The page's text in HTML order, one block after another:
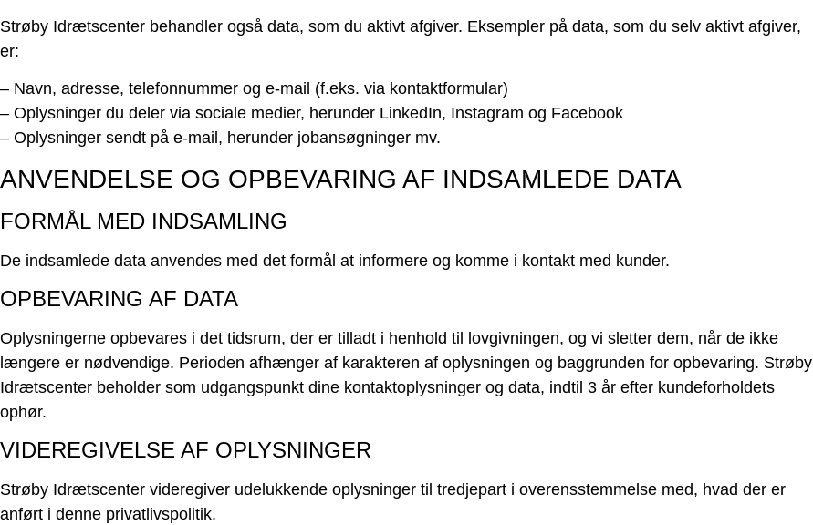
Strøby Idrætscenter behandler også data, som du aktivt afgiver. Eksempler på data, som du selv aktivt afgiver,
er:
– Navn, adresse, telefonnummer og e-mail (f.eks. via kontaktformular)
– Oplysninger du deler via sociale medier, herunder LinkedIn, Instagram og Facebook
– Oplysninger sendt på e-mail, herunder jobansøgninger mv.
ANVENDELSE OG OPBEVARING AF INDSAMLEDE DATA
FORMÅL MED INDSAMLING
De indsamlede data anvendes med det formål at informere og komme i kontakt med kunder.
OPBEVARING AF DATA
Oplysningerne opbevares i det tidsrum, der er tilladt i henhold til lovgivningen, og vi sletter dem, når de ikke
længere er nødvendige. Perioden afhænger af karakteren af oplysningen og baggrunden for opbevaring. Strøby
Idrætscenter beholder som udgangspunkt dine kontaktoplysninger og data, indtil 3 år efter kundeforholdets
ophør.
VIDEREGIVELSE AF OPLYSNINGER
Strøby Idrætscenter videregiver udelukkende oplysninger til tredjepart i overensstemmelse med, hvad der er
anført i denne privatlivspolitik.